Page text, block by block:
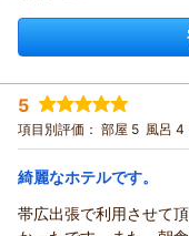
5
項目別評価： 部屋 5 風呂 4
綺麗なホテルです。
帯広出張で利用させて